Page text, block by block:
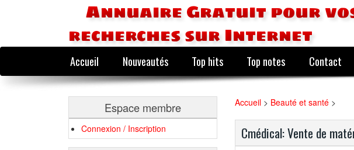
Annuaire Gratuit pour
recherches sur Internet
Accueil Nouveautés Top hits Top notes Contact
Espace membre
Connexion / Inscription
Accueil > Beauté et santé >
Cmédical: Vente de